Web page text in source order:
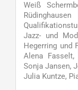
Weiß
Jazz- und
Hegerring und
Alena Fasselt,
Sonja Jansen,
Julia Kuntze,